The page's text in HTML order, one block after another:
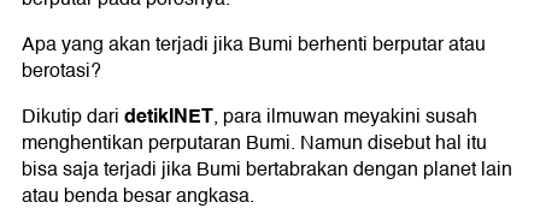
Apa yang akan terjadi jika Bumi berhenti berputar atau
berotasi?
Dikutip daridetikINET, para ilmuwan meyakini susah
menghentikan perputaran Bumi. Namun disebut hal itu
bisa saja terjadi jika Bumi bertabrakan dengan planet lain
atau benda besar angkasa.